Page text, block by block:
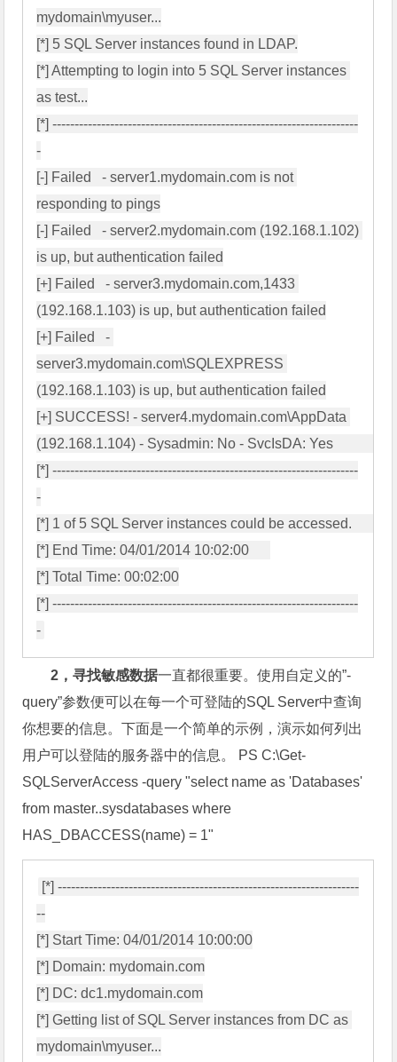
mydomain\myuser...
[*] 5 SQL Server instances found in LDAP.
[*] Attempting to login into 5 SQL Server instances
as test...
[*] ---------------------------------------------------------------------
-
[-] Failed   - server1.mydomain.com is not
responding to pings
[-] Failed   - server2.mydomain.com (192.168.1.102)
is up, but authentication failed
[+] Failed   - server3.mydomain.com,1433
(192.168.1.103) is up, but authentication failed
[+] Failed   -
server3.mydomain.com\SQLEXPRESS
(192.168.1.103) is up, but authentication failed
[+] SUCCESS! - server4.mydomain.com\AppData
(192.168.1.104) - Sysadmin: No - SvcIsDA: Yes
[*] ---------------------------------------------------------------------
-
[*] 1 of 5 SQL Server instances could be accessed.
[*] End Time: 04/01/2014 10:02:00
[*] Total Time: 00:02:00
[*] ---------------------------------------------------------------------
2，寻找敏感数据一直都很重要。使用自定义的”-
query”参数便可以在每一个可登陆的SQL Server中查询
你想要的信息。下面是一个简单的示例，演示如何列出
用户可以登陆的服务器中的信息。 PS C:\Get-
SQLServerAccess -query "select name as 'Databases'
from master..sysdatabases where
HAS_DBACCESS(name) = 1"
[*] --------------------------------------------------------------------
--
[*] Start Time: 04/01/2014 10:00:00
[*] Domain: mydomain.com
[*] DC: dc1.mydomain.com
[*] Getting list of SQL Server instances from DC as
mydomain\myuser...